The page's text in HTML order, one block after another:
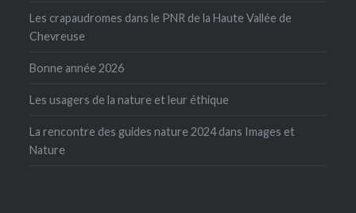
Les crapaudromes dans le PNR de la Haute Vallée de
Chevreuse
Bonne année 2026
Les usagers de la nature et leur éthique
La rencontre des guides nature 2024 dans Images et
Nature